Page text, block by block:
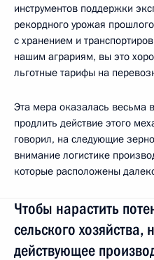
инструментов поддержки
рекордного урожая
с хранением и
нашим аграриям, вы это
льготные тарифы на
Эта мера оказалась весьма
продлить действие этого
говорил, на следующие
внимание логистике
которые расположены
Чтобы нарастить
сельского
действующее